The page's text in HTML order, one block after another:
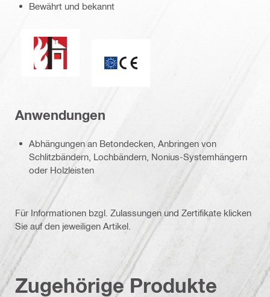
Bewährt und bekannt
Feuerwiderstand
Anwendungen
Abhängungen an Betondecken, Anbringen von
Schlitzbändern, Lochbändern, Nonius-Systemhängern
oder Holzleisten
Für Informationen bzgl. Zulassungen und Zertifikate klicken
Sie auf den jeweiligen Artikel.
Zugehörige Produkte